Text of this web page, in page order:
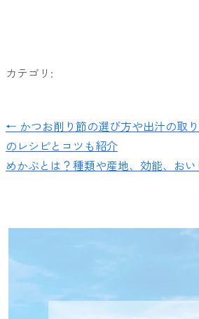
カテゴリ:
← かつお削り節の選び方や出汁の取
のレシピとコツも紹介
めかぶとは？種類や産地、効能、お